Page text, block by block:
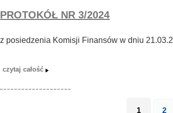
PROTOKÓŁ NR 3/2024
z posiedzenia Komisji Finansów w dniu
1 2